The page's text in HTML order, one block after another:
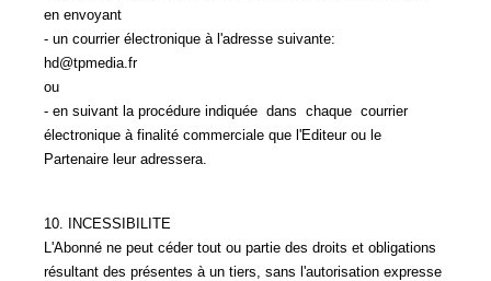
en envoyant
- un courrier électronique à l'adresse suivante:
hd@tpmedia.fr
ou
- en suivant la procédure indiquée dans chaque courrier
électronique à finalité commerciale que l'Editeur ou le
Partenaire leur adressera.
10. INCESSIBILITE
L'Abonné ne peut céder tout ou partie des droits et obligations
résultant des présentes à un tiers, sans l'autorisation expresse